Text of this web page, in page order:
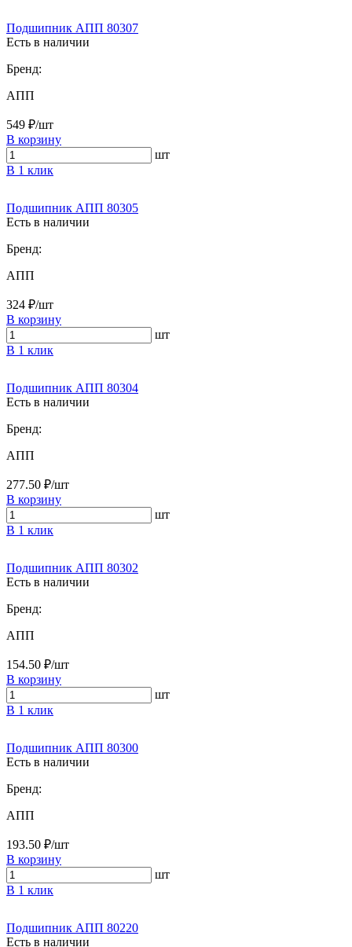
Подшипник АПП 80307
Есть в наличии
Бренд:
АПП
549 ₽/шт
В корзину
шт
В 1 клик
Подшипник АПП 80305
Есть в наличии
Бренд:
АПП
324 ₽/шт
В корзину
шт
В 1 клик
Подшипник АПП 80304
Есть в наличии
Бренд:
АПП
277.50 ₽/шт
В корзину
шт
В 1 клик
Подшипник АПП 80302
Есть в наличии
Бренд:
АПП
154.50 ₽/шт
В корзину
шт
В 1 клик
Подшипник АПП 80300
Есть в наличии
Бренд:
АПП
193.50 ₽/шт
В корзину
шт
В 1 клик
Подшипник АПП 80220
Есть в наличии